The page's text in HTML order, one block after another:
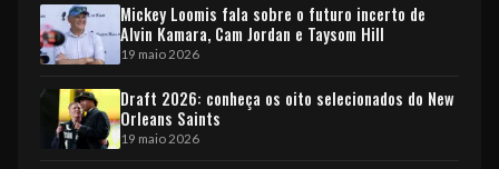
Mickey Loomis fala sobre o futuro incerto de
Alvin Kamara, Cam Jordan e Taysom Hill
19 maio 2026
Draft 2026: conheça os oito selecionados do New
Orleans Saints
19 maio 2026